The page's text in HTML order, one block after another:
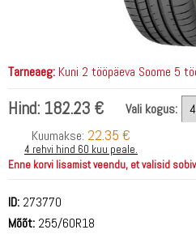
Tarneaeg: Kuni 2 tööpäeva Soome 5
Hind: 182.23 €
Vali kogus:
Kuumakse: 22.35 €
4 rehvi hind 60 kuu peale.
Enne korvi lisamist veendu, et valisid
ID: 273770
Mõõt: 255/60R18